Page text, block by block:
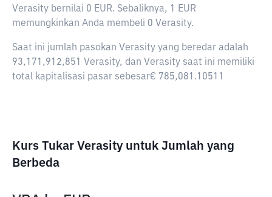
Verasity bernilai 0 EUR. Sebaliknya, 1 EUR
memungkinkan Anda membeli 0 Verasity.
Saat ini jumlah pasokan Verasity yang beredar adalah
93,171,912,851 Verasity, dan Verasity saat ini memiliki
total kapitalisasi pasar sebesar€ 785,081.10511
Kurs Tukar Verasity untuk Jumlah yang
Berbeda